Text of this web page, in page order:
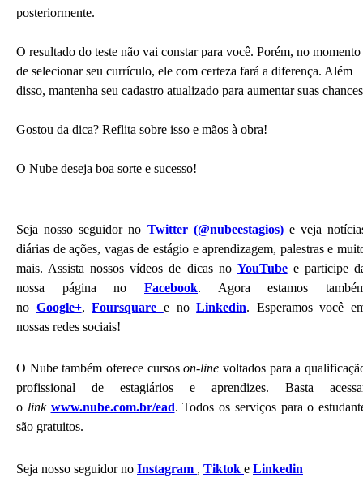
posteriormente.
O resultado do teste não vai constar para você. Porém, no momento
de selecionar seu currículo, ele com certeza fará a diferença. Além
disso, mantenha seu cadastro atualizado para aumentar suas
Gostou da dica? Reflita sobre isso e mãos à obra!
O Nube deseja boa sorte e sucesso!
Seja nosso seguidor no Twitter (@nubeestagios)e veja
diárias de ações, vagas de estágio e aprendizagem, palestras e
mais. Assista nossos vídeos de dicas no YouTubee participe
nossa página no Facebook. Agora estamos
no Google+,Foursquare e noLinkedin. Esperamos você
nossas redes sociais!
O Nube também oferece cursoson-line voltados para a
profissional de estagiários e aprendizes. Basta
o link www.nube.com.br/ead. Todos os serviços para o
são gratuitos.
Seja nosso seguidor no Instagram , Tiktok e Linkedin